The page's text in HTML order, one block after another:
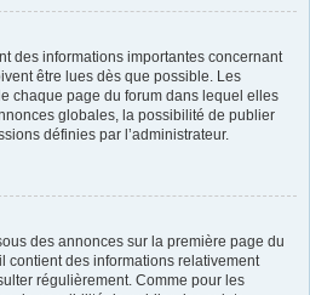
des informations importantes concernant
être lues dès que possible. Les
chaque page du forum dans lequel elles
globales, la possibilité de publier
définies par l’administrateur.
des annonces sur la première page du
contient des informations relativement
régulièrement. Comme pour les